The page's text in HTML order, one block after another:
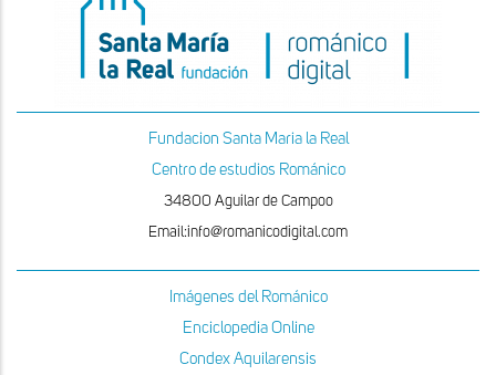
Fundacion Santa Maria la Real
Centro de estudios Románico
34800 Aguilar de Campoo
Email:info@romanicodigital.com
Imágenes del Románico
Enciclopedia Online
Condex Aquilarensis